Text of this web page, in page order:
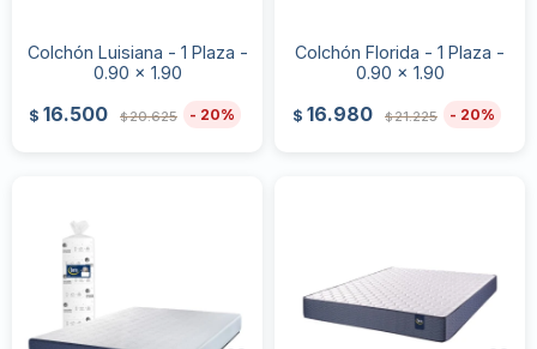
Colchón Luisiana - 1 Plaza -
0.90 x 1.90
$ 16.500 $20.625 20
Colchón Florida - 1 Plaza -
0.90 x 1.90
$ 16.980 $21.225 20